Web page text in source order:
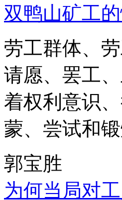
双鸭山矿工
劳工群体、
请愿、罢工
着权利意识
蒙、尝试和锻
郭宝胜
为何当局对